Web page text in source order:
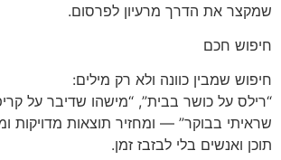
שמקצר את הדרך מרעיון לפרסום.
חיפוש חכם
חיפוש שמבין כוונה ולא רק מילים:
“רילס על כושר בבית”, “מישהו שדיבר על
שראיתי בבוקר” — ומחזיר תוצאות מדויקות
תוכן ואנשים בלי לבזבז זמן.